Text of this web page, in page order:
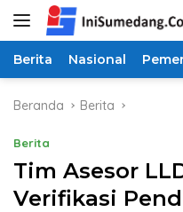
Langsung
Berita Nasional
Beranda Berita
Berita
Tim Asesor
Verifikasi